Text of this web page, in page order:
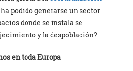
ha podido generarse un sector
donde se instala se
y la despoblación?
en toda Europa